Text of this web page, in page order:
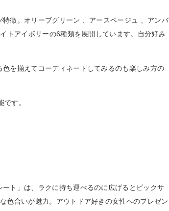
徴。オリーブグリーン 、アースベージュ 、アンバ
トアイボリーの6種類を展開しています。自分好み
を揃えてコーディネートしてみるのも楽しみ方の
です。
ト」は、ラクに持ち運べるのに広げるとビックサ
色合いが魅力。アウトドア好きの女性へのプレゼン